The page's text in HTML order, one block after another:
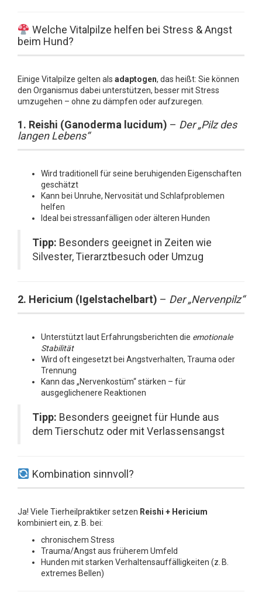
Welche Vitalpilze helfen bei Stress & Angst
beim Hund?
Einige Vitalpilze gelten als adaptogen, das heißt: Sie können
den Organismus dabei unterstützen, besser mit Stress
umzugehen – ohne zu dämpfen oder aufzuregen.
1. Reishi (Ganoderma lucidum) – Der „Pilz des
langen Lebens“
Wird traditionell für seine beruhigenden Eigenschaften
geschätzt
Kann bei Unruhe, Nervosität und Schlafproblemen
helfen
Ideal bei stressanfälligen oder älteren Hunden
Tipp: Besonders geeignet in Zeiten wie
Silvester, Tierarztbesuch oder Umzug
2. Hericium (Igelstachelbart) – Der „Nervenpilz“
Unterstützt laut Erfahrungsberichten die emotionale
Stabilität
Wird oft eingesetzt bei Angstverhalten, Trauma oder
Trennung
Kann das „Nervenkostüm“ stärken – für
ausgeglichenere Reaktionen
Tipp: Besonders geeignet für Hunde aus
dem Tierschutz oder mit Verlassensangst
Kombination sinnvoll?
Ja! Viele Tierheilpraktiker setzen Reishi + Hericium
kombiniert ein, z. B. bei:
chronischem Stress
Trauma/Angst aus früherem Umfeld
Hunden mit starken Verhaltensauffälligkeiten (z. B.
extremes Bellen)